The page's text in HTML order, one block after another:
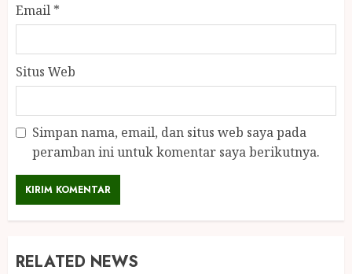
Email *
Situs Web
Simpan nama, email, dan situs web saya pada
peramban ini untuk komentar saya berikutnya.
RELATED NEWS